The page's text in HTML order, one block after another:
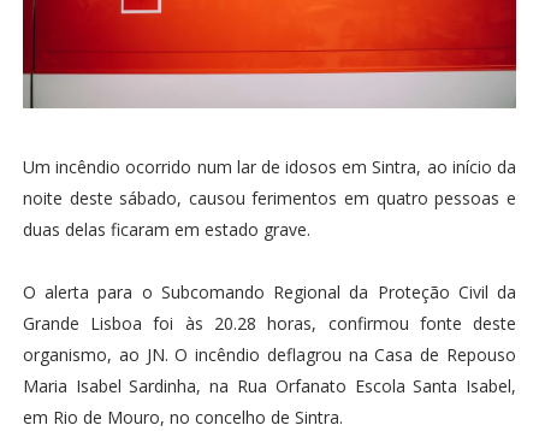
Um incêndio ocorrido num lar de idosos em Sintra, ao início da
noite deste sábado, causou ferimentos em quatro pessoas e
duas delas ficaram em estado grave.
O alerta para o Subcomando Regional da Proteção Civil da
Grande Lisboa foi às 20.28 horas, confirmou fonte deste
organismo, ao JN. O incêndio deflagrou na Casa de Repouso
Maria Isabel Sardinha, na Rua Orfanato Escola Santa Isabel,
em Rio de Mouro, no concelho de Sintra.